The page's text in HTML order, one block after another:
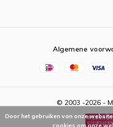
© 2003 -2026 -
Algemene
Door het gebruiken van onze
cookies om onze